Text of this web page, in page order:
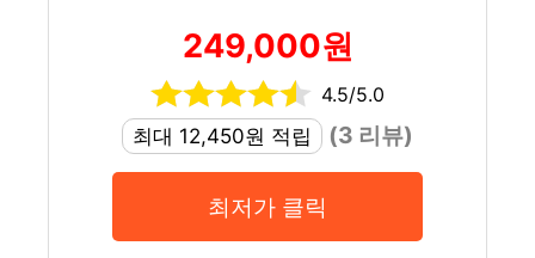
249,000원
4.5/5.0
최대 12,450원 적립
(3 리뷰)
최저가 클릭